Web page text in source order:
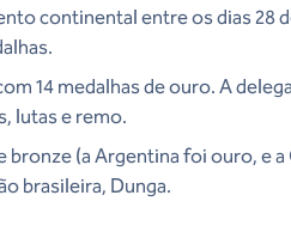
continental entre os dias 28
14 medalhas de ouro. A
lutas e remo.
bronze (a Argentina foi ouro,
brasileira, Dunga.